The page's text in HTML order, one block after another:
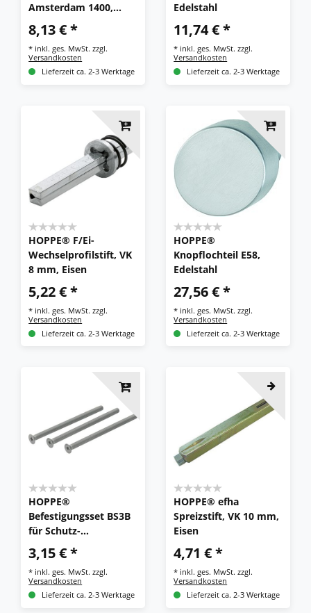
Amsterdam 1400,
Aluminium
8,13 € *
* inkl. ges. MwSt. zzgl.
Versandkosten
Lieferzeit ca. 2-3 Werktage
Edelstahl
11,74 € *
* inkl. ges. MwSt. zzgl.
Versandkosten
Lieferzeit ca. 2-3 Werktage
HOPPE® F/Ei-
Wechselprofilstift, VK
8 mm, Eisen
5,22 € *
* inkl. ges. MwSt. zzgl.
Versandkosten
Lieferzeit ca. 2-3 Werktage
HOPPE®
Knopflochteil E58,
Edelstahl
27,56 € *
* inkl. ges. MwSt. zzgl.
Versandkosten
Lieferzeit ca. 2-3 Werktage
HOPPE®
Befestigungsset BS3B
für Schutz-
Türgriffgarnituren ES1
(Griff/Griff), VK 8 mm
3,15 € *
* inkl. ges. MwSt. zzgl.
Versandkosten
Lieferzeit ca. 2-3 Werktage
HOPPE® efha
Spreizstift, VK 10 mm,
Eisen
4,71 € *
* inkl. ges. MwSt. zzgl.
Versandkosten
Lieferzeit ca. 2-3 Werktage